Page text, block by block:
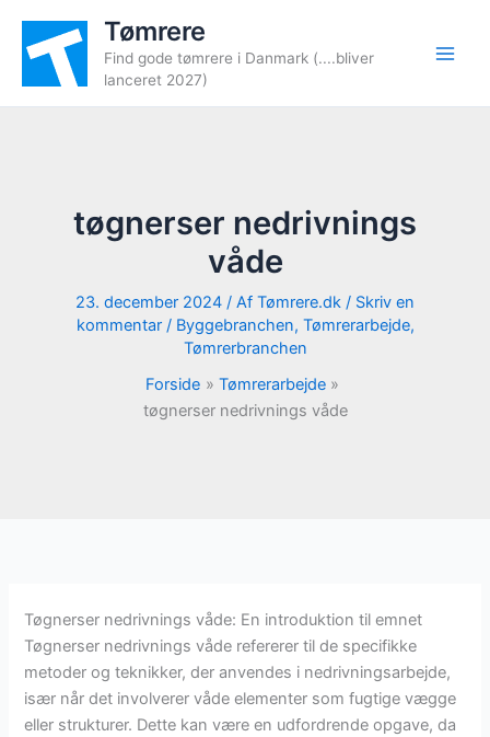
indholdet
Tømrere
Find gode tømrere i Danmark (....bliver
lanceret 2027)
tøgnerser nedrivnings
våde
23. december 2024 / Af Tømrere.dk / Skriv en
kommentar / Byggebranchen, Tømrerarbejde,
Tømrerbranchen
Forside
Tømrerarbejde
tøgnerser nedrivnings våde
Tøgnerser nedrivnings våde: En introduktion til emnet
Tøgnerser nedrivnings våde refererer til de specifikke
metoder og teknikker, der anvendes i nedrivningsarbejde,
især når det involverer våde elementer som fugtige vægge
eller strukturer. Dette kan være en udfordrende opgave, da